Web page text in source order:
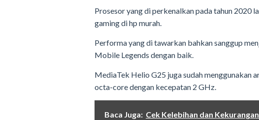
Prosesor yang di perkenalkan pada tahun 2020
gaming di hp murah.
Performa yang di tawarkan bahkan sanggup
Mobile Legends dengan baik.
MediaTek Helio G25 juga sudah menggunakan
octa-core dengan kecepatan 2 GHz.
Baca Juga: Cek Kelebihan dan